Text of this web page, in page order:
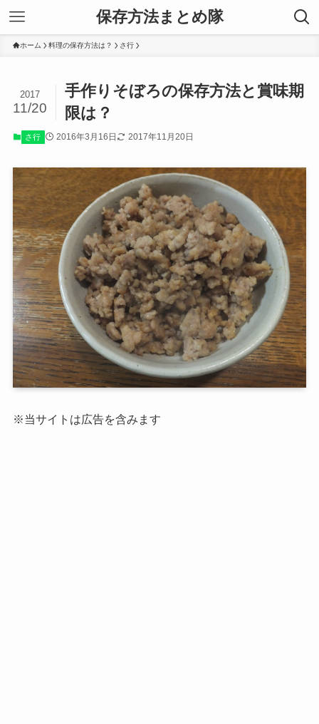
保存方法まとめ隊
ホーム 料理の保存方法は？ さ行
手作りそぼろの保存方法と賞味期
限は？
2017
11/20
さ行 2016年3月16日 2017年11月20日
※当サイトは広告を含みます